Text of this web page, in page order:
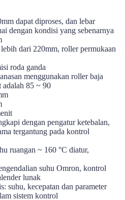
dapat diproses, dan lebar
dengan kondisi yang sebenarnya
dari 220mm, roller permukaan
roda ganda
menggunakan roller baja
adalah 85 ~ 90
dengan pengatur ketebalan,
tergantung pada kontrol
ruangan ~ 160 °C diatur,
suhu Omron, kontrol
lunak
suhu, kecepatan dan parameter
sistem kontrol